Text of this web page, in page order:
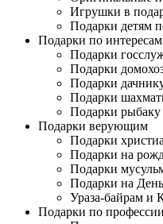
Игрушки в
Подарки детям
Подарки по интересам
Подарки
Подарки
Подарки
Подарки
Подарки рыбаку
Подарки верующим
Подарки
Подарки на
Подарки
Подарки на
Ураза-байрам и
Подарки по профессии